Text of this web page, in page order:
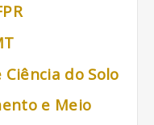
do Solo
e Meio